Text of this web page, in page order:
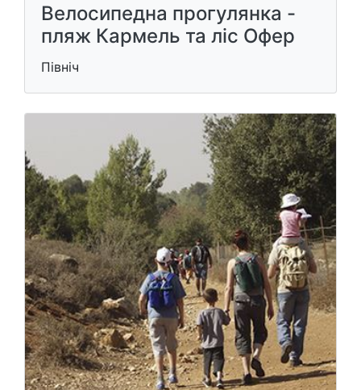
Велосипедна прогулянка -
пляж Кармель та ліс Офер
Північ